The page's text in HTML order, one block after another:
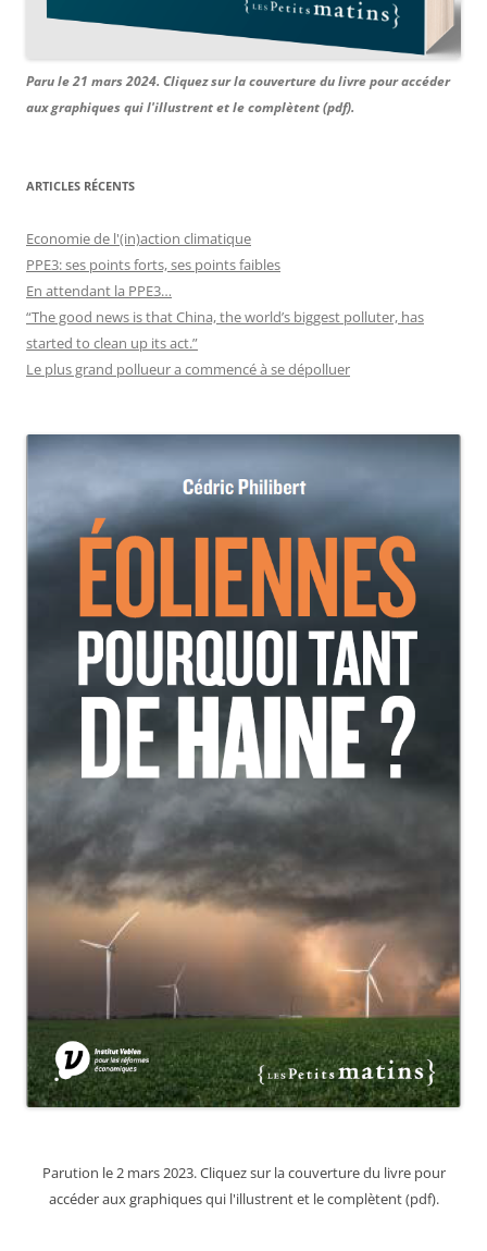
Paru le 21 mars 2024. Cliquez sur la couverture du livre pour accéder
aux graphiques qui l'illustrent et le complètent (pdf).
ARTICLES RÉCENTS
Economie de l'(in)action climatique
PPE3: ses points forts, ses points faibles
En attendant la PPE3…
“The good news is that China, the world’s biggest polluter, has
started to clean up its act.”
Le plus grand pollueur a commencé à se dépolluer
Parution le 2 mars 2023. Cliquez sur la couverture du livre pour
accéder aux graphiques qui l'illustrent et le complètent (pdf).